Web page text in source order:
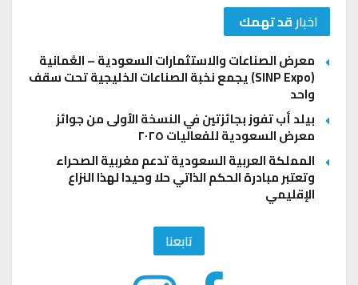
اخبارقد تهمك
معرض الصناعات والاستثمارات السعودية – العُمانية
(SINP Expo) يجمع نخبة الصناعات الخليجية تحت سقف
واحد
بيلد أب تفوز بجائزتين في النسخة الأولى من جوائز
معرض السعودية للفعاليات ٢٠٢٥
المملكة العربية السعودية تدعم مغربية الصحراء
وتعتبر مبادرة الحكم الذاتي حلا وحيدا لهذا النزاع
الإقليمي
تابعنا